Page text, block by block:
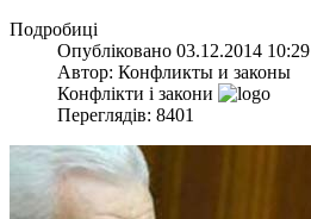
Подробиці
Опубліковано 03.12.2014 10:29
Автор: Конфликты и законы
Конфлікти і закони
Переглядів: 8401